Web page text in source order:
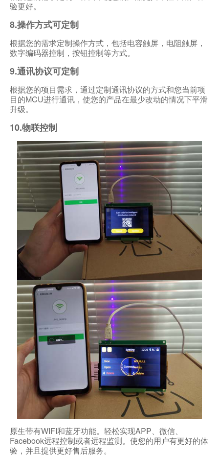
验更好。
8.操作方式可定制
根据您的需求定制操作方式，包括电容触屏，电阻触屏，
数字编码器控制，按钮控制等方式。
9.通讯协议可定制
根据您的项目需求，通过定制通讯协议的方式和您当前项
目的MCU进行通讯，使您的产品在最少改动的情况下平滑
升级。
10.物联控制
原生带有WIFI和蓝牙功能。轻松实现APP、微信、
Facebook远程控制或者远程监测。使您的用户有更好的体
验，并且提供更好售后服务。